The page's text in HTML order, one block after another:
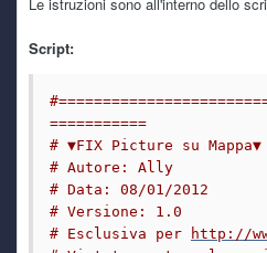
TecnoNinja
@kaine
sempre a
mietendo vittime anche tra i
tenendo spenta la Serie X e
Script:
===========
# ▼FIX Picture su Mappa▼
# Autore: Ally
# Data: 08/01/2012
# Versione: 1.0
# Esclusiva per
http://